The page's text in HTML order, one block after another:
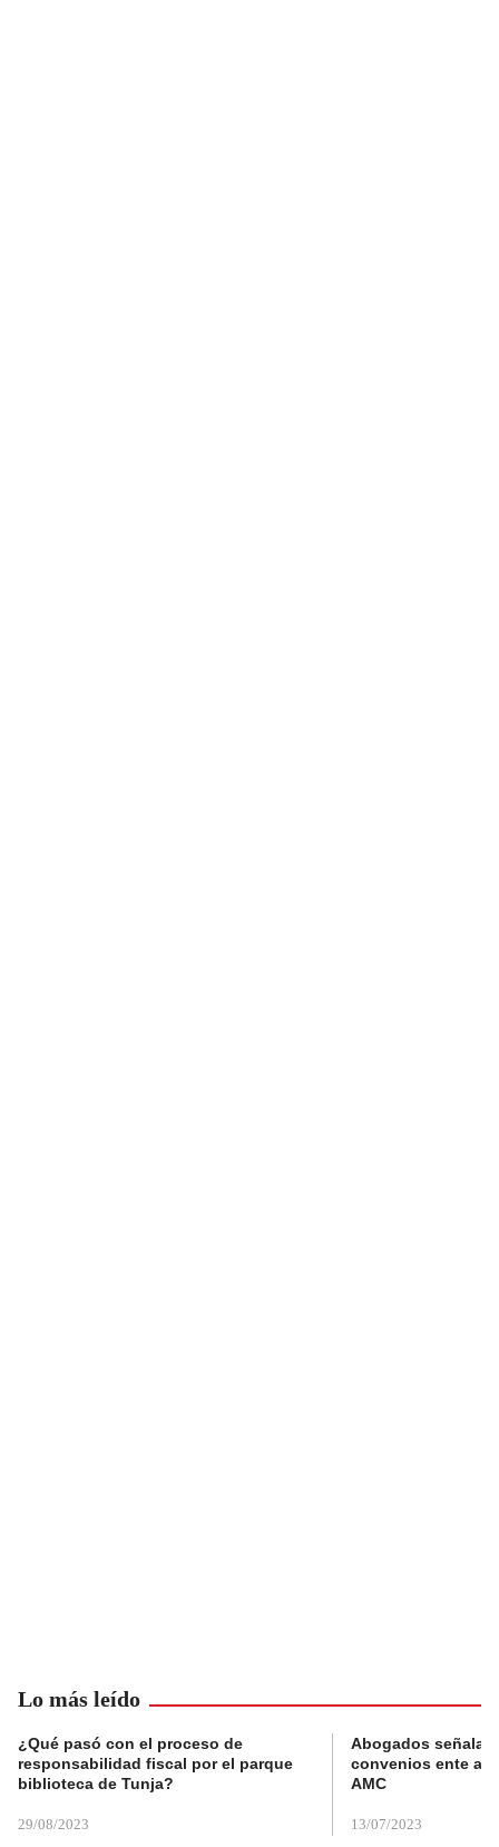
Lo más leído
¿Qué pasó con el proceso de
responsabilidad fiscal por el parque
biblioteca de Tunja?
29/08/2023
Abogados
convenios ente
AMC
13/07/2023